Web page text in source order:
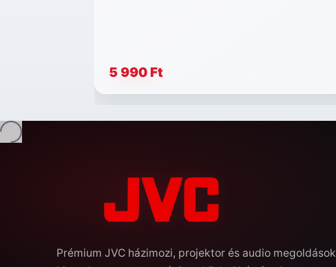
5 990 Ft
Betöltés...
Prémium JVC házimozi, projektor és audio megoldások